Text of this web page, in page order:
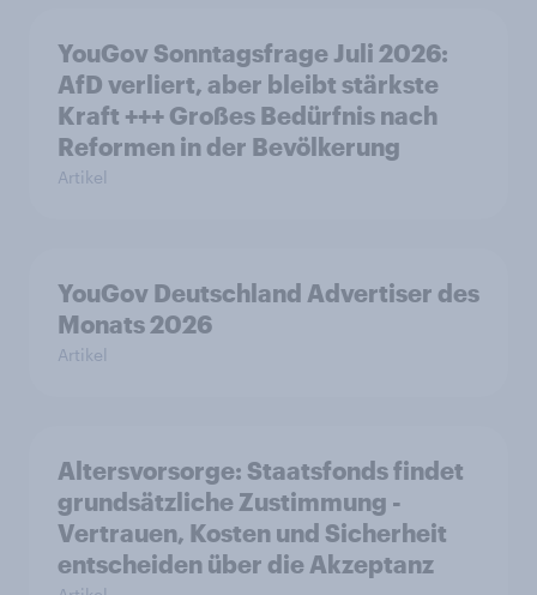
YouGov Sonntagsfrage Juli 2026:
AfD verliert, aber bleibt stärkste
Kraft +++ Großes Bedürfnis nach
Reformen in der Bevölkerung
Artikel
YouGov Deutschland Advertiser des
Monats 2026
Artikel
Altersvorsorge: Staatsfonds findet
grundsätzliche Zustimmung -
Vertrauen, Kosten und Sicherheit
entscheiden über die Akzeptanz